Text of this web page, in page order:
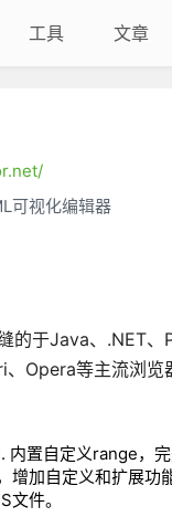
工具 文章
可视化编辑器
于Java、.NET
Opera等主流浏览
置自定义range，完
加自定义和扩展功
件。